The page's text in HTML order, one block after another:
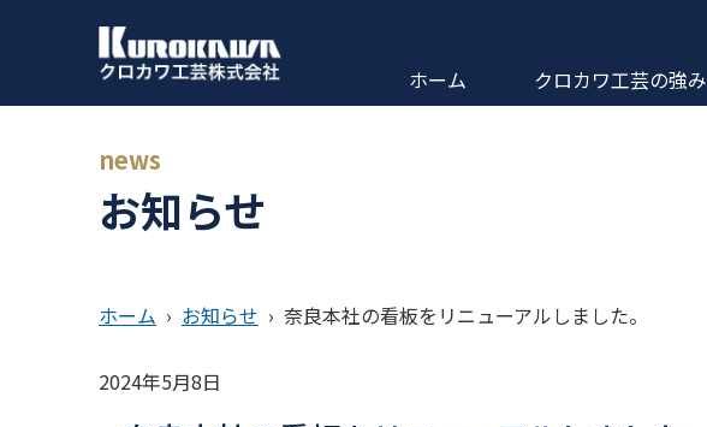
ホーム
クロカワ工芸の強み
news
お知らせ
ホーム › お知らせ › 奈良本社の看板をリニューアルしました。
2024年5月8日